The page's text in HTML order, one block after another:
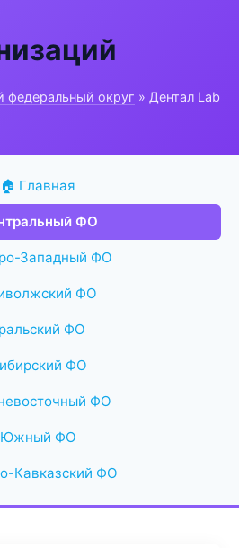
федеральный округ » Дентал Lab
🏠 Главная
ФО
Западный ФО
ФО
ФО
ФО
ФО
Южный ФО
Кавказский ФО